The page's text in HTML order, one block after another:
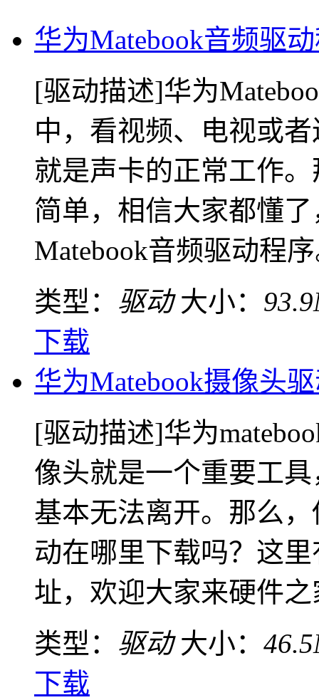
华为Matebook音频驱
[驱动描述]华为
中，看视频、电视或
就是声卡的正常工作
简单，相信大家都懂
Matebook音频驱动程
类型： 驱动 大小：
下载
华为Matebook摄像头
[驱动描述]华为
像头就是一个重要工
基本无法离开。那么
动在哪里下载吗？这
址，欢迎大家来硬件之
类型： 驱动 大小：
下载